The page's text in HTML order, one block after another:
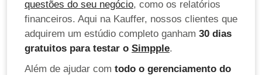
questões do seu negócio, como os relatórios
financeiros. Aqui na Kauffer, nossos clientes que
adquirem um estúdio completo ganham 30 dias
gratuitos para testar o Simpple.
Além de ajudar com todo o gerenciamento do